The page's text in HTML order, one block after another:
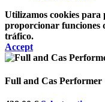
Utilizamos cookies para
proporcionar funciones
tráfico.
Accept
Full and Cas Performer